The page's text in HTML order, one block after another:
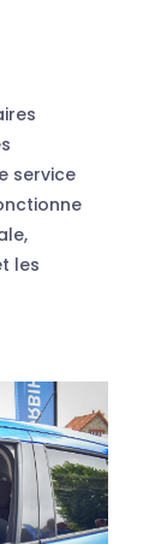
service
les